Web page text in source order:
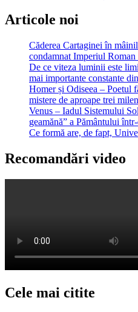
Articole noi
Căderea Cartaginei în
condamnat Imperiul Roman
De ce viteza luminii este
mai importante constante
Homer și Odiseea – Poetul
mistere de aproape trei
Venus – Iadul Sistemului
geamănă” a Pământului
Ce formă are, de fapt,
Recomandări video
Cele mai citite